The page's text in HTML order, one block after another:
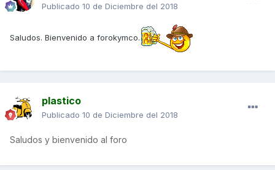
Publicado 10 de Diciembre del 2018
Saludos. Bienvenido a forokymco.
plastico
Publicado 10 de Diciembre del 2018
Saludos y bienvenido al foro